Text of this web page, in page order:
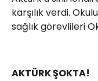
karşılık verdi.
sağlık görevlileri
AKTÜRK ŞOKTA!